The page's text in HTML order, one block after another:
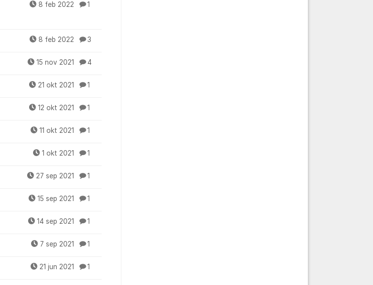
8 feb 2022 1
8 feb 2022 3
15 nov 2021 4
21 okt 2021 1
12 okt 2021 1
11 okt 2021 1
1 okt 2021 1
27 sep 2021 1
15 sep 2021 1
14 sep 2021 1
7 sep 2021 1
21 jun 2021 1